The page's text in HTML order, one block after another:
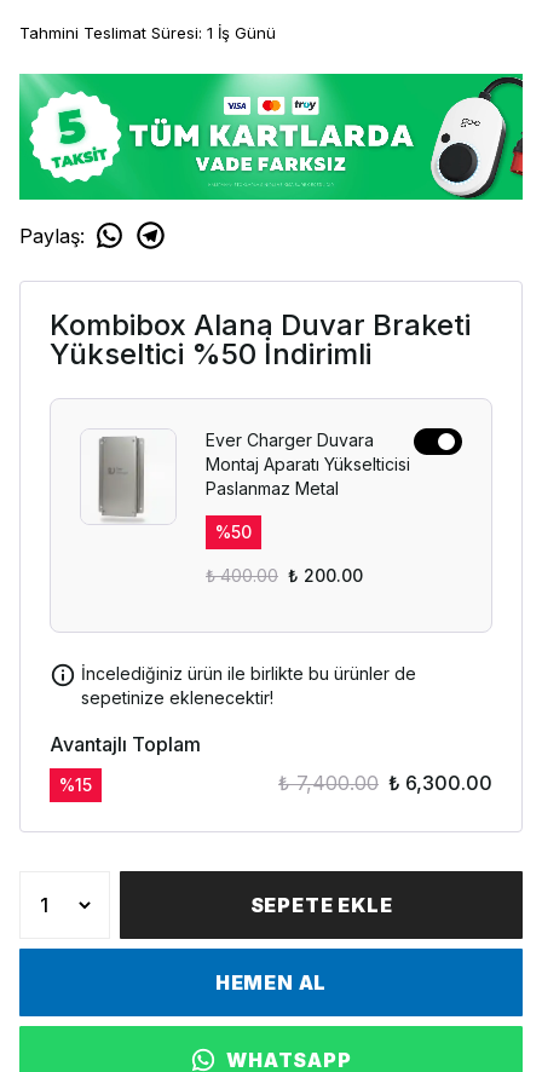
Tahmini Teslimat Süresi: 1 İş Günü
Paylaş:
Kombibox Alana Duvar Braketi
Yükseltici %50 İndirimli
Ever Charger Duvara
Montaj Aparatı Yükselticisi
Paslanmaz Metal
%50
₺ 400.00 ₺ 200.00
İncelediğiniz ürün ile birlikte bu ürünler de
sepetinize eklenecektir!
Avantajlı Toplam
%15 ₺ 7,400.00 ₺ 6,300.00
SEPETE EKLE
HEMEN AL
WHATSAPP